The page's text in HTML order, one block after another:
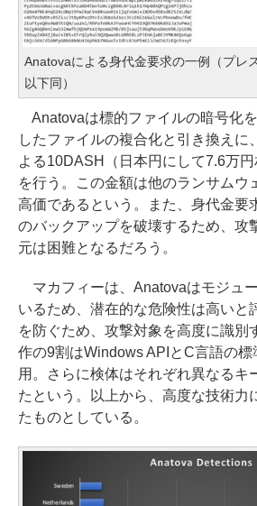
Anatovaによる身代金要求の一例（プレ
以下同）
Anatovaは標的ファイルの暗号化
したファイルの複合化と引き換えに
よる10DASH（日本円にして7.6万
を行う。この金額は他のランサムウ
高価であるという。また、身代金要
のバックアップを破壊するため、攻
元は困難となるだろう。
マカフィーは、Anatovaはモジュ
いるため、潜在的な危険性は高いと
を防ぐため、攻撃対象を高度に識別
作の9割はWindows APIとC言語の標
用。さらに検体はそれぞれ異なるキ
たという。以上から、高度な技術力
たものとしている。